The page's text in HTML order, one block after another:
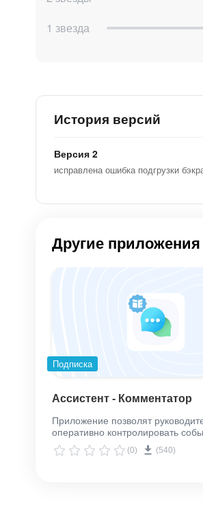
1 звезда
История версий
Версия 2
исправлена ошибка подгрузки
Другие приложения
Подписка
Ассистент - Комментатор
Приложение позволят
оперативно контролировать
сделках.
(0) (540)